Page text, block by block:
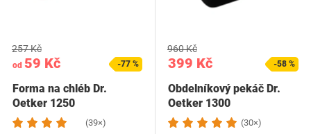
od 59 Kč
257 Kč
-77 %
Forma na chléb Dr.
Oetker 1250
(39×)
399 Kč
960 Kč
-58 %
Obdelníkový pekáč Dr.
Oetker 1300
(30×)